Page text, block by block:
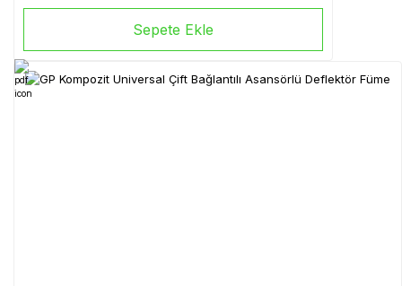
Sepete Ekle